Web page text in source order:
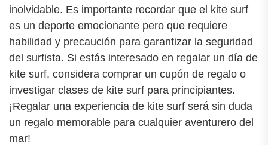
inolvidable. Es importante recordar que el kite surf
es un deporte emocionante pero que requiere
habilidad y precaución para garantizar la seguridad
del surfista. Si estás interesado en regalar un día de
kite surf, considera comprar un cupón de regalo o
investigar clases de kite surf para principiantes.
¡Regalar una experiencia de kite surf será sin duda
un regalo memorable para cualquier aventurero del
mar!